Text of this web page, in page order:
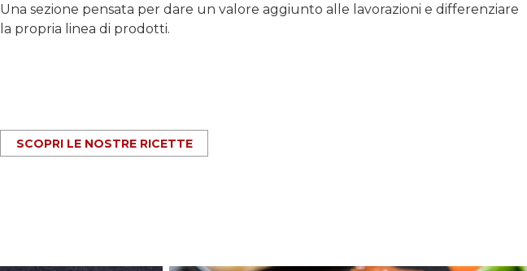
Una sezione pensata per dare un valore aggiunto alle lavorazioni e differenziare
la propria linea di prodotti.
SCOPRI LE NOSTRE RICETTE